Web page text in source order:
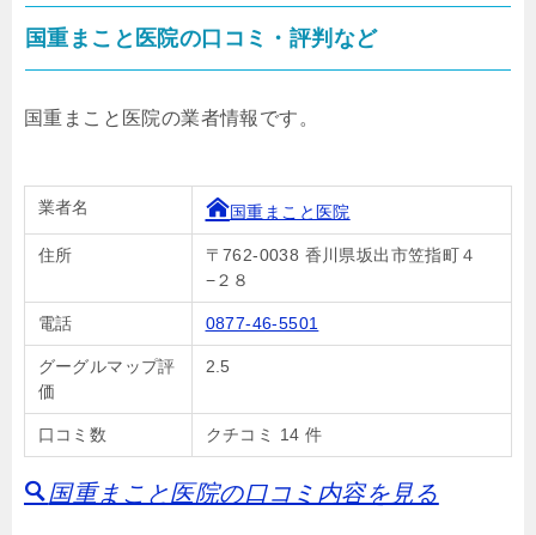
国重まこと医院の口コミ・評判など
国重まこと医院の業者情報です。
業者名 国重まこと医院
住所
〒762-0038 香川県坂出市笠指町４
−２８
電話 0877-46-5501
グーグルマップ評
価
2.5
口コミ数 クチコミ 14 件
国重まこと医院の口コミ内容を見る